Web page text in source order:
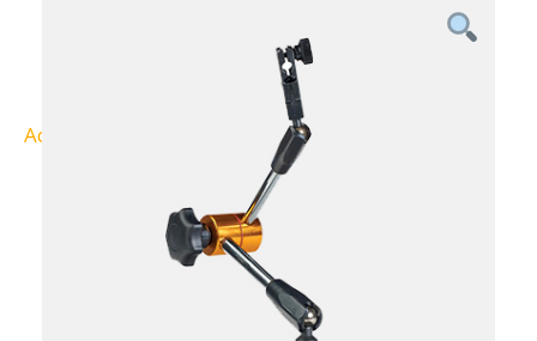
Bordeaux
Accueil Bases magnétiques